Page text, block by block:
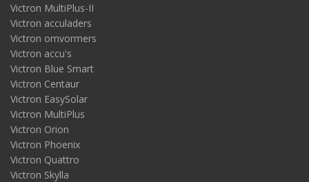
Victron MultiPlus-II
Victron acculaders
Victron omvormers
Victron accu's
Victron Blue Smart
Victron Centaur
Victron EasySolar
Victron MultiPlus
Victron Orion
Victron Phoenix
Victron Quattro
Victron Skylla